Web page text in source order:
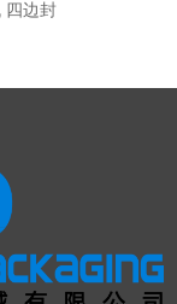
四边封